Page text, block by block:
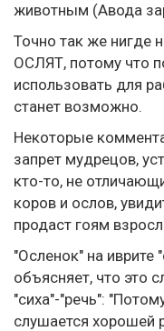
животным (Авода
Точно так же нигде
ОСЛЯТ, потому что
использовать для
станет возможно.
Некоторые
запрет мудрецов,
кто-то, не
коров и ослов,
продаст гоям
"Осленок" на иврите
объясняет, что это
"сиха"-"речь":
слушается хорошей